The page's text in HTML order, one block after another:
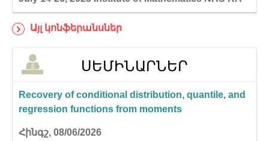
Այլ կոնֆերանսներ
ՍԵՄԻՆԱՐՆԵՐ
Recovery of conditional distribution, quantile, and
regression functions from moments
Հինգշ, 08/06/2026